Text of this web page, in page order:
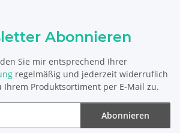
Abonnieren
Sie mir entsprechend Ihrer
regelmäßig und jederzeit widerruflich
Ihrem Produktsortiment per E-Mail zu.
Abonnieren